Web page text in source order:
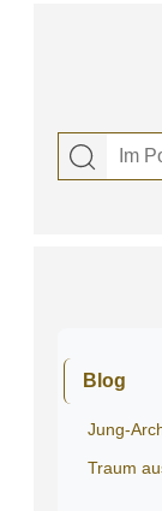
Blog
Jung-
Traum